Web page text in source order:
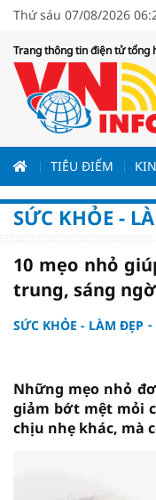
Thứ sáu 07/08/2026
Trang thông tin điện tử tổng
TIÊU ĐIỂM
SỨC KHỎE -
10 mẹo nhỏ
trung, sáng
SỨC KHỎE - LÀM ĐẸP
Những mẹo nhỏ
giảm bớt mệt mỏi
chịu nhẹ khác, mà